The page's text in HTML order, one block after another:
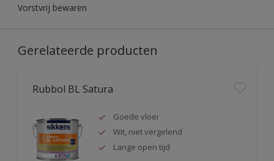
Vorstvrij bewaren
Gerelateerde producten
Rubbol BL Satura
Goede vloei
Wit, niet vergelend
Lange open tijd